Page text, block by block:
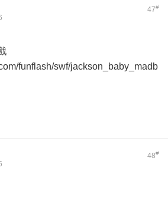
47#
funflash/swf/jackson_baby_madb
48#